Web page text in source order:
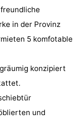
in der Provinz
5 komfotable
konzipiert
und